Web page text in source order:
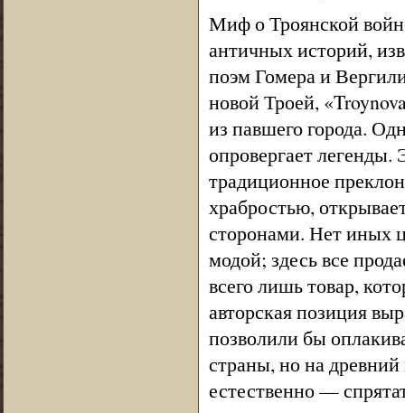
Миф о Троянской
античных историй,
поэм Гомера и
новой Троей,
из павшего города.
опровергает легенды.
традиционное
храбростью,
сторонами. Нет иных
модой; здесь все
всего лишь товар,
авторская позиция
позволили бы
страны, но на древний
естественно —